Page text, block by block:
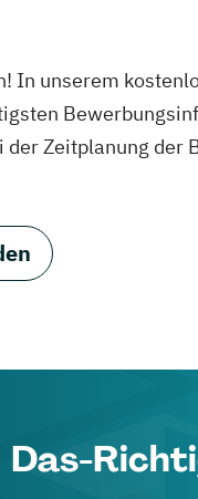
In unserem
Zeitplanung der
Das-